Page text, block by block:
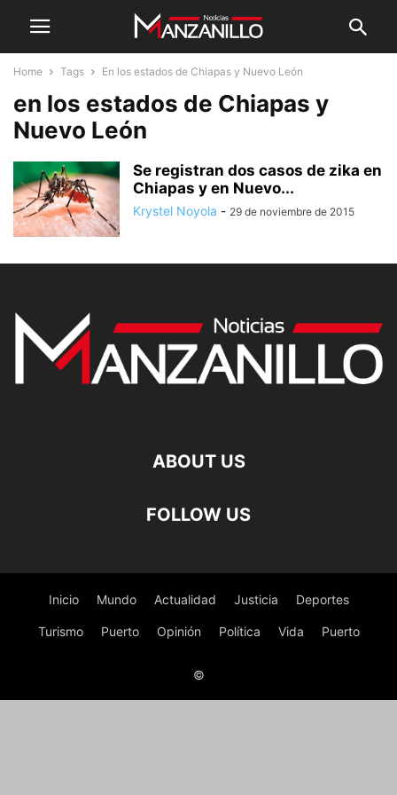
Home Tags En los estados de Chiapas y Nuevo León
en los estados de Chiapas y
Nuevo León
Se registran dos casos de zika en
Chiapas y en Nuevo...
Krystel Noyola - 29 de noviembre de 2015
ABOUT US
FOLLOW US
Inicio Mundo Actualidad Justicia Deportes
Turismo Puerto Opinión Política Vida Puerto
©